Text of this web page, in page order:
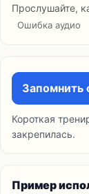
Прослушайте,
Ошибка аудио
Запомнить
Короткая
закрепилась.
Пример